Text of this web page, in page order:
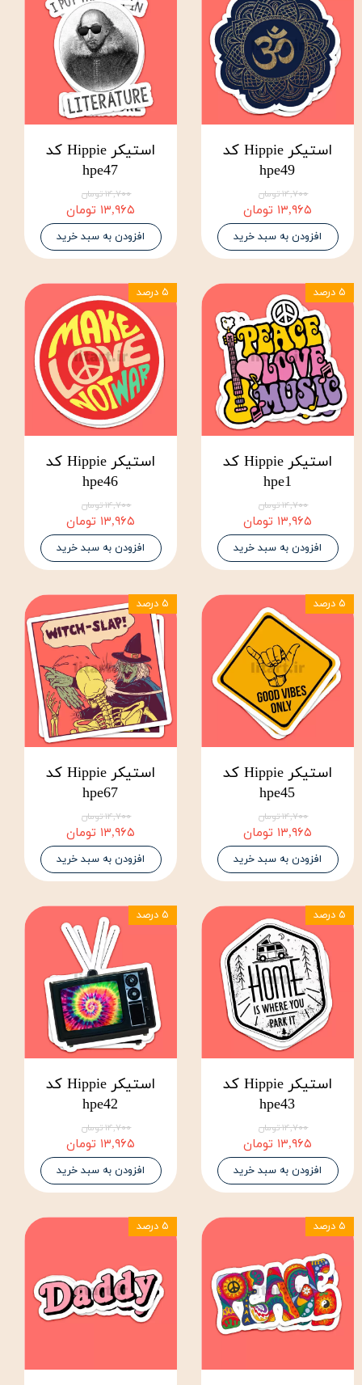
استیکر Hippie کد
hpe49
۱۴,۷۰۰ تومان
۱۳,۹۶۵ تومان
افزودن به سبد خرید
استیکر Hippie کد
hpe47
۱۴,۷۰۰ تومان
۱۳,۹۶۵ تومان
افزودن به سبد خرید
استیکر Hippie کد
hpe1
۱۴,۷۰۰ تومان
۱۳,۹۶۵ تومان
افزودن به سبد خرید
۵ درصد
استیکر Hippie کد
hpe46
۱۴,۷۰۰ تومان
۱۳,۹۶۵ تومان
افزودن به سبد خرید
۵ درصد
استیکر Hippie کد
hpe45
۱۴,۷۰۰ تومان
۱۳,۹۶۵ تومان
افزودن به سبد خرید
۵ درصد
استیکر Hippie کد
hpe67
۱۴,۷۰۰ تومان
۱۳,۹۶۵ تومان
افزودن به سبد خرید
۵ درصد
استیکر Hippie کد
hpe43
۱۴,۷۰۰ تومان
۱۳,۹۶۵ تومان
افزودن به سبد خرید
۵ درصد
استیکر Hippie کد
hpe42
۱۴,۷۰۰ تومان
۱۳,۹۶۵ تومان
افزودن به سبد خرید
۵ درصد
۵ درصد ۵ درصد